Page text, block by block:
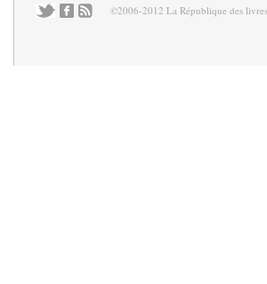
©2006-2012 La République des